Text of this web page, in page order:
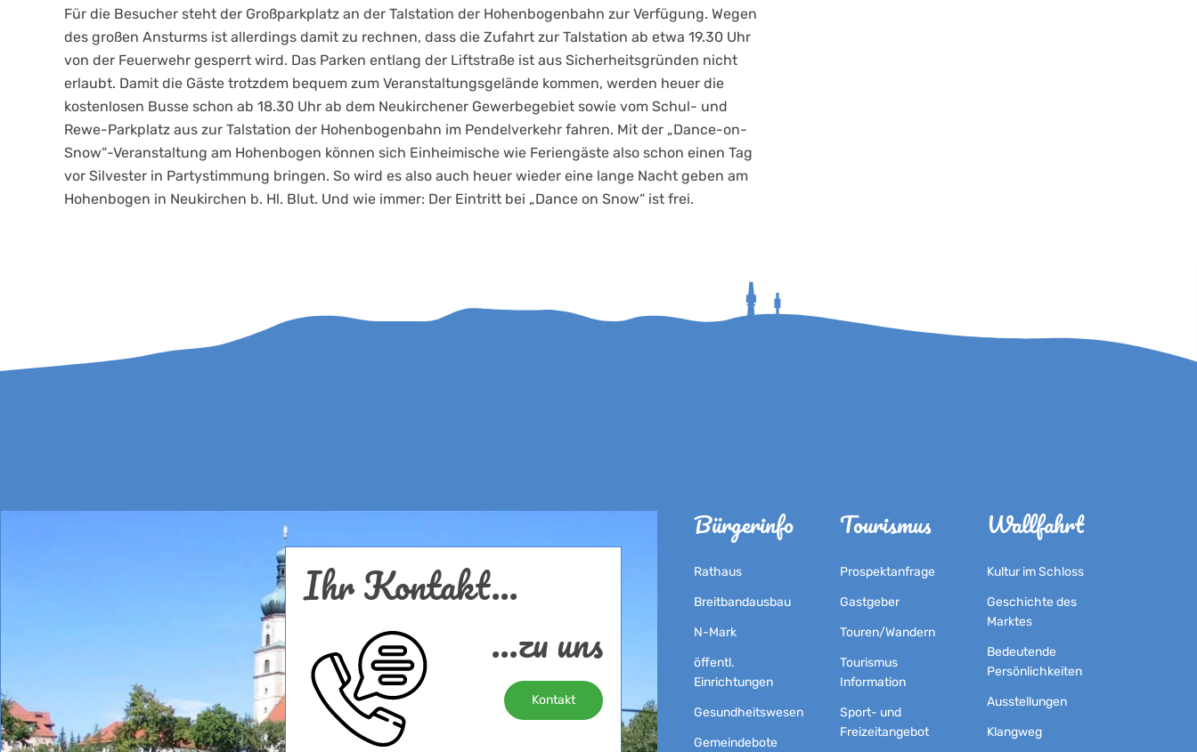
Für die Besucher steht der Großparkplatz an der Talstation der Hohenbogenbahn zur Verfügung. Wegen
des großen Ansturms ist allerdings damit zu rechnen, dass die Zufahrt zur Talstation ab etwa 19.30 Uhr
von der Feuerwehr gesperrt wird. Das Parken entlang der Liftstraße ist aus Sicherheitsgründen nicht
erlaubt. Damit die Gäste trotzdem bequem zum Veranstaltungsgelände kommen, werden heuer die
kostenlosen Busse schon ab 18.30 Uhr ab dem Neukirchener Gewerbegebiet sowie vom Schul- und
Rewe-Parkplatz aus zur Talstation der Hohenbogenbahn im Pendelverkehr fahren. Mit der „Dance-on-
Snow“-Veranstaltung am Hohenbogen können sich Einheimische wie Feriengäste also schon einen Tag
vor Silvester in Partystimmung bringen. So wird es also auch heuer wieder eine lange Nacht geben am
Hohenbogen in Neukirchen b. Hl. Blut. Und wie immer: Der Eintritt bei „Dance on Snow“ ist frei.
Ihr Kontakt...
...zu uns
Kontakt
Bürgerinfo
Rathaus
Breitbandausbau
N-Mark
öffentl.
Einrichtungen
Gesundheitswesen
Gemeindebote
Tourismus
Prospektanfrage
Gastgeber
Touren/Wandern
Tourismus
Information
Sport- und
Freizeitangebot
Wallfahrt
Kultur im Schloss
Geschichte des
Marktes
Bedeutende
Persönlichkeiten
Ausstellungen
Klangweg